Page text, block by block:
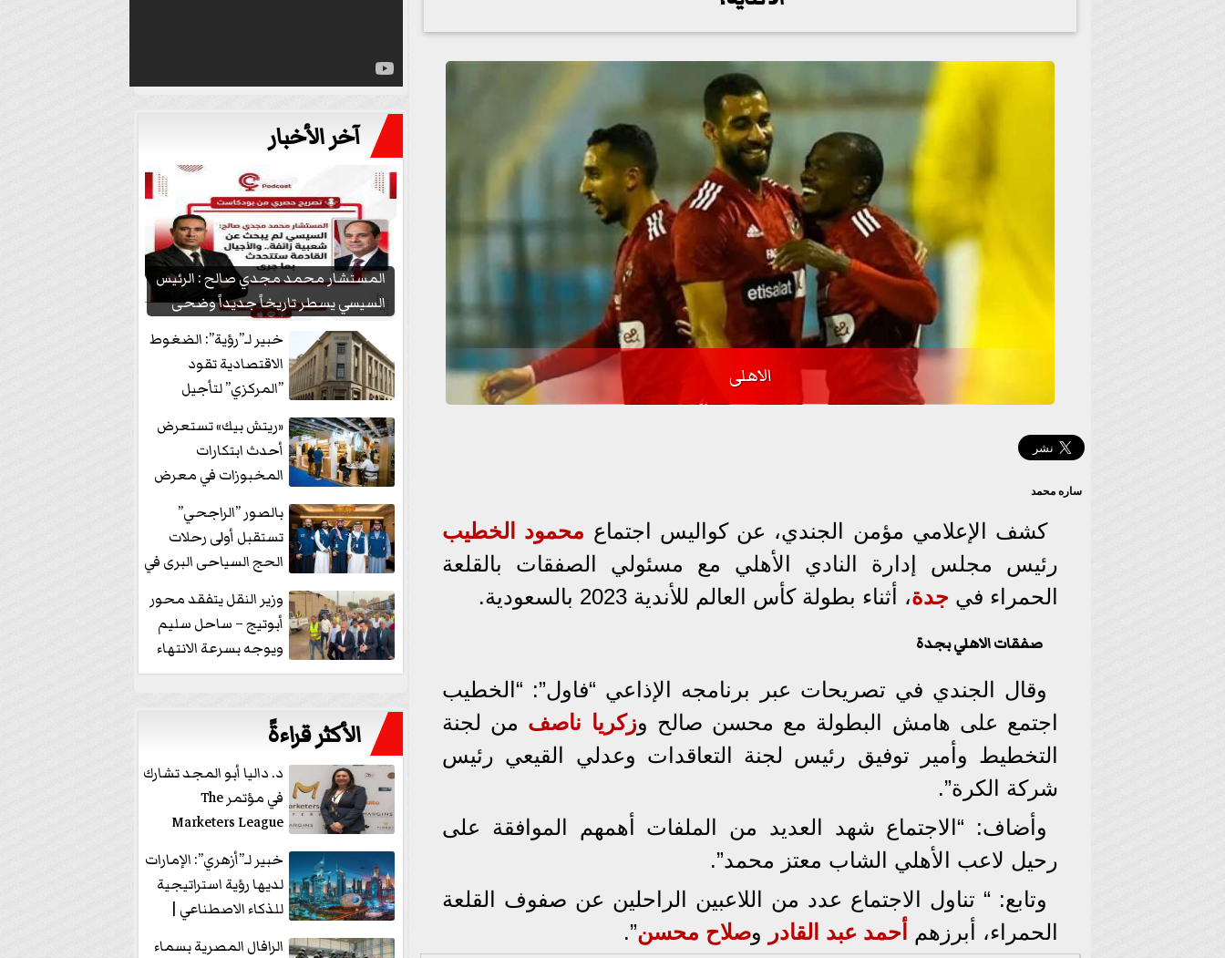
الاهلى
ساره محمد
كشف الإعلامي مؤمن الجندي، عن كواليس اجتماع محمود الخطيب
رئيس مجلس إدارة النادي الأهلي مع مسئولي الصفقات بالقلعة
الحمراء في جدة، أثناء بطولة كأس العالم للأندية 2023 بالسعودية.
صفقات الاهلي بجدة
وقال الجندي في تصريحات عبر برنامجه الإذاعي “فاول”: “الخطيب
اجتمع على هامش البطولة مع محسن صالح وزكريا ناصف من لجنة
التخطيط وأمير توفيق رئيس لجنة التعاقدات وعدلي القيعي رئيس
شركة الكرة”.
وأضاف: “الاجتماع شهد العديد من الملفات أهمهم الموافقة على
رحيل لاعب الأهلي الشاب معتز محمد”.
وتابع: “ تناول الاجتماع عدد من اللاعبين الراحلين عن صفوف القلعة
الحمراء، أبرزهم
أحمد عبد القادر وصلاح محسن”.
آخر الأخبار
المستشار محمد مجدي صالح : الرئيس
السيسي يسطر تاريخاً جديداً وضحى
بشعبيته...
خبير لـ”رؤية”: الضغوط
الاقتصادية تقود
”المركزي” لتأجيل
«ريتش بيك» تستعرض
أحدث ابتكارات
المخبوزات في معرض
منتجات...
بالصور ”الراجحي”
تستقبل أولى رحلات
الحج السياحى البرى في
وزير النقل يتفقد محور
أبوتيج – ساحل سليم
ويوجه بسرعة الانتهاء
من...
الأكثر قراءةً
د. داليا أبو المجد تشارك
في مؤتمر The
Marketers League
وتدير جلسة...
خبير لـ”أزهري”: الإمارات
لديها رؤية استراتيجية
للذكاء الاصطناعي |
الرافال المصرية بسماء